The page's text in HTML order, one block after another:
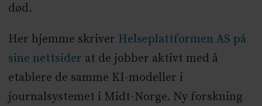
død.
Her hjemme skriver Helseplattformen AS på
sine nettsider at de jobber aktivt med å
etablere de samme KI-modeller i
journalsystemet i Midt-Norge. Ny forskning